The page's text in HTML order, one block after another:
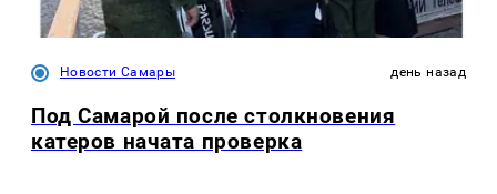
Новости Самары день назад
Под Самарой после столкновения
катеров начата проверка